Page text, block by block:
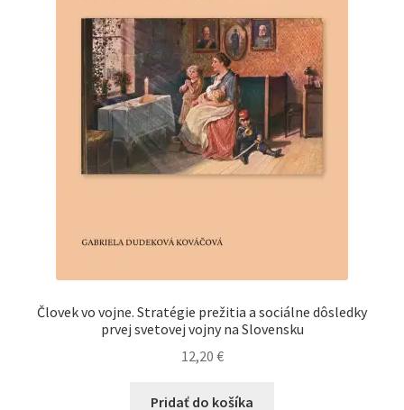
Človek vo vojne. Stratégie prežitia a sociálne dôsledky
prvej svetovej vojny na Slovensku
12,20 €
Pridať do košíka